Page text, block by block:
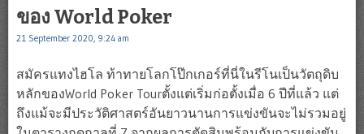
ของ World Poker
21 September 2020, 9:24 am
สมัครแทงไฮโล ท้าทายโลกโป๊กเกอร์ที่นี่ในรีโนเป็นวัตถุดิบ
หลักของWorld Poker Tourตั้งแต่เริ่มก่อตั้งเมื่อ 6 ปีที่แล้ว แต่
ถึงแม้จะมีประวัติศาสตร์อันยาวนานการแข่งขันจะไม่รวมอยู่